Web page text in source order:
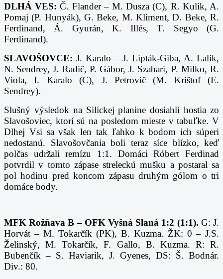
DLHÁ VES: Č. Flander – M. Dusza (C), R. Kulik, A.
Pomaj (P. Hunyák), G. Beke, M. Kliment, D. Beke, R.
Ferdinand, Á. Gyurán, K. Illés, T. Segyo (G.
Ferdinand).
SLAVOŠOVCE: J. Karalo – J. Lipták-Giba, A. Lalík,
N. Sendrey, J. Radič, P. Gábor, J. Szabari, P. Milko, R.
Viola, I. Karalo (C), J. Petrovič (M. Krištof (E.
Sendrey).
Slušný výsledok na Silickej planine dosiahli hostia zo
Slavošoviec, ktorí sú na posledom mieste v tabuľke. V
Dlhej Vsi sa však len tak ľahko k bodom ich súperi
nedostanú. Slavošovčania boli teraz síce blízko, keď
polčas udržali remízu 1:1. Domáci Róbert Ferdinad
potvrdil v tomto zápase streleckú mušku a postaral sa
pol hodinu pred koncom zápasu druhým gólom o tri
domáce body.
MFK Rožňava B – OFK Vyšná Slaná 1:2 (1:1). G: J.
Horvát – M. Tokarčík (PK), B. Kuzma. ŽK: 0 – J.S.
Želinský, M. Tokarčík, F. Gallo, B. Kuzma. R: R.
Bubenčík – S. Haviarik, J. Gyenes, DS: Š. Bodnár.
Div.: 80.